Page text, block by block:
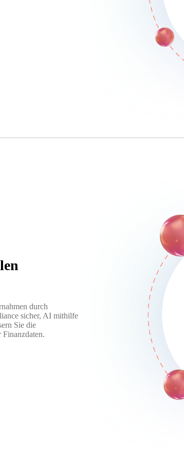
durch
sicher, AI mithilfe
Sie die